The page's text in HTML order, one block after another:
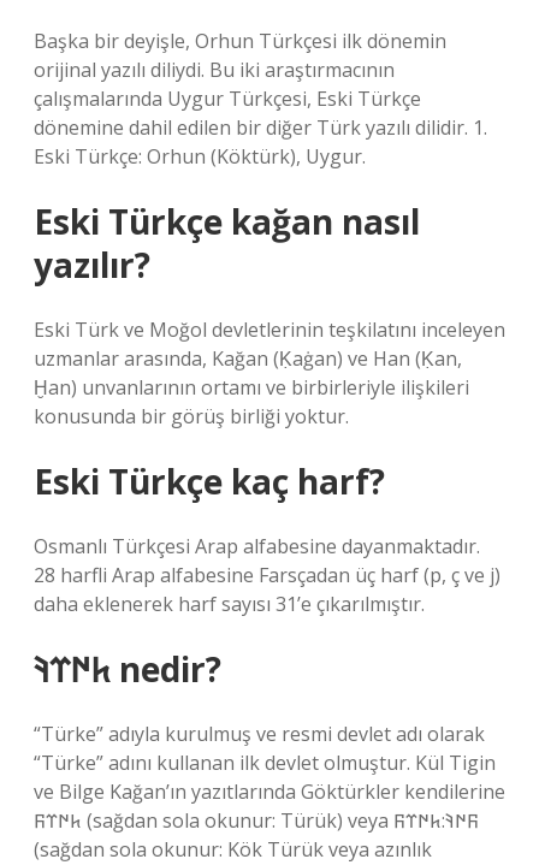
Başka bir deyişle, Orhun Türkçesi ilk dönemin
orijinal yazılı diliydi. Bu iki araştırmacının
çalışmalarında Uygur Türkçesi, Eski Türkçe
dönemine dahil edilen bir diğer Türk yazılı dilidir. 1.
Eski Türkçe: Orhun (Köktürk), Uygur.
Eski Türkçe kağan nasıl
yazılır?
Eski Türk ve Moğol devletlerinin teşkilatını inceleyen
uzmanlar arasında, Kağan (Ḳaġan) ve Han (Ḳan,
Ḫan) unvanlarının ortamı ve birbirleriyle ilişkileri
konusunda bir görüş birliği yoktur.
Eski Türkçe kaç harf?
Osmanlı Türkçesi Arap alfabesine dayanmaktadır.
28 harfli Arap alfabesine Farsçadan üç harf (p, ç ve j)
daha eklenerek harf sayısı 31’e çıkarılmıştır.
𐱅𐰇𐰼𐰚 nedir?
“Türke” adıyla kurulmuş ve resmi devlet adı olarak
“Türke” adını kullanan ilk devlet olmuştur. Kül Tigin
ve Bilge Kağan’ın yazıtlarında Göktürkler kendilerine
𐱅𐰇𐰼𐰜 (sağdan sola okunur: Türük) veya 𐰜𐰇𐰚:𐱅𐰇𐰼𐰜
(sağdan sola okunur: Kök Türük veya azınlık